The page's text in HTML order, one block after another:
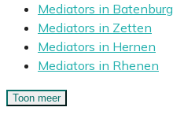
Mediators in Batenburg
Mediators in Zetten
Mediators in Hernen
Mediators in Rhenen
Toon meer